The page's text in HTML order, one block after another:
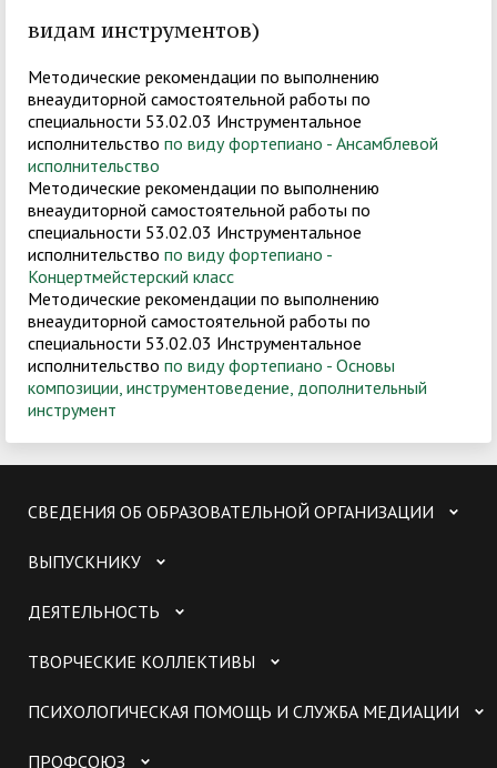
видам инструментов)
Методические рекомендации по выполнению
внеаудиторной самостоятельной работы по
специальности 53.02.03 Инструментальное
исполнительство по виду фортепиано - Ансамблевой
исполнительство
Методические рекомендации по выполнению
внеаудиторной самостоятельной работы по
специальности 53.02.03 Инструментальное
исполнительство по виду фортепиано -
Концертмейстерский класс
Методические рекомендации по выполнению
внеаудиторной самостоятельной работы по
специальности 53.02.03 Инструментальное
исполнительство по виду фортепиано - Основы
композиции, инструментоведение, дополнительный
инструмент
СВЕДЕНИЯ ОБ ОБРАЗОВАТЕЛЬНОЙ ОРГАНИЗАЦИИ
ВЫПУСКНИКУ
ДЕЯТЕЛЬНОСТЬ
ТВОРЧЕСКИЕ КОЛЛЕКТИВЫ
ПСИХОЛОГИЧЕСКАЯ ПОМОЩЬ И СЛУЖБА МЕДИАЦИИ
ПРОФСОЮЗ